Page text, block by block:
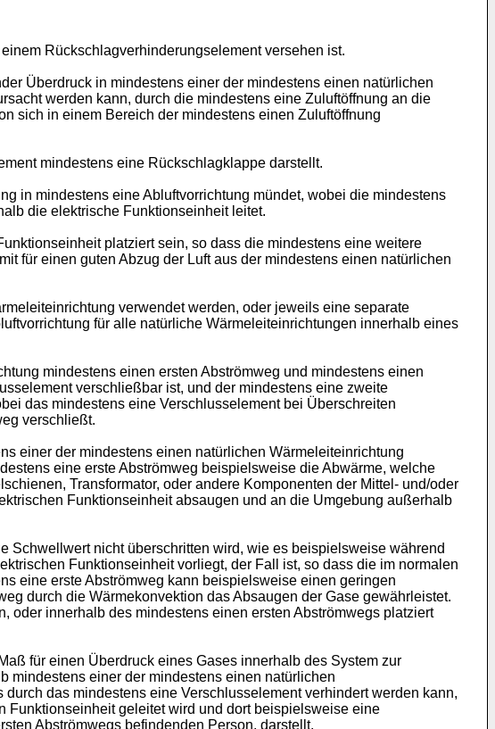
Rückschlagverhinderungselement versehen ist.
Überdruck in mindestens einer der mindestens einen natürlichen
werden kann, durch die mindestens eine Zuluftöffnung an die
sich in einem Bereich der mindestens einen Zuluftöffnung
mindestens eine Rückschlagklappe darstellt.
in mindestens eine Abluftvorrichtung mündet, wobei die mindestens
die elektrische Funktionseinheit leitet.
platziert sein, so dass die mindestens eine weitere
für einen guten Abzug der Luft aus der mindestens einen natürlichen
verwendet werden, oder jeweils eine separate
für alle natürliche Wärmeleiteinrichtungen innerhalb eines
mindestens einen ersten Abströmweg und mindestens einen
verschließbar ist, und der mindestens eine zweite
das mindestens eine Verschlusselement bei Überschreiten
verschließt.
einer der mindestens einen natürlichen Wärmeleiteinrichtung
eine erste Abströmweg beispielsweise die Abwärme, welche
Transformator, oder andere Komponenten der Mittel- und/oder
Funktionseinheit absaugen und an die Umgebung außerhalb
Schwellwert nicht überschritten wird, wie es beispielsweise während
Funktionseinheit vorliegt, der Fall ist, so dass die im normalen
eine erste Abströmweg kann beispielsweise einen geringen
durch die Wärmekonvektion das Absaugen der Gase gewährleistet.
oder innerhalb des mindestens einen ersten Abströmwegs platziert
für einen Überdruck eines Gases innerhalb des System zur
mindestens einer der mindestens einen natürlichen
das mindestens eine Verschlusselement verhindert werden kann,
Funktionseinheit geleitet wird und dort beispielsweise eine
Abströmwegs befindenden Person, darstellt.